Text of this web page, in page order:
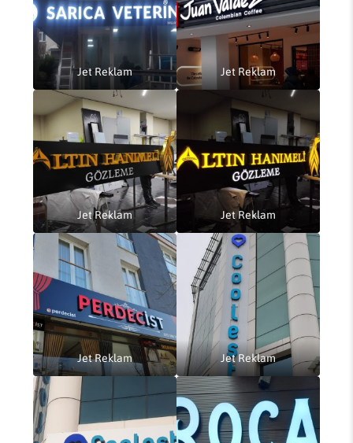
Jet Reklam Jet Reklam
Jet Reklam Jet Reklam
Jet Reklam Jet Reklam